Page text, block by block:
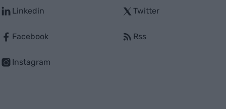
Linkedin
Facebook
Instagram
Twitter
Rss